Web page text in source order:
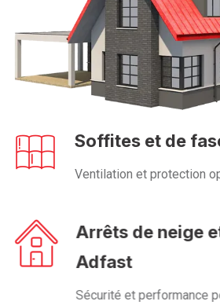
Soffites et de
Ventilation et protection
Arrêts de neige
Adfast
Sécurité et performance